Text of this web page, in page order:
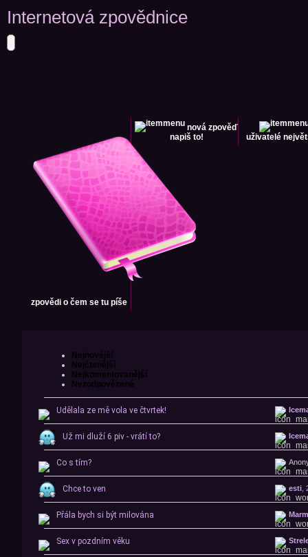
Internetová zpovědnice
zpovědi o čem se tu píše
nová zpověď
napiš to!
uživatelé
Nejnovější
Nejčtenější
Nejkomentovanější
Nezodpovězené
Udělala ze mě vola ve čtvrtek!
Už mi dluží 6 piv - vrátí to?
Co s tím?
Chce to ven esti,
Přála bych si být milována
Sex v pozdním věku